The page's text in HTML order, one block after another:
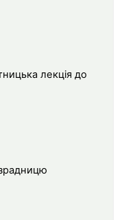
лекція до